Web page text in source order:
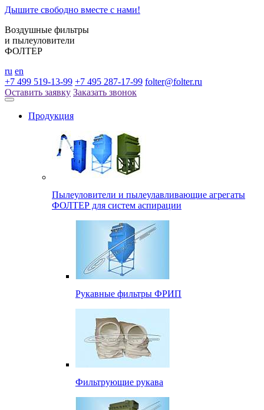
Дышите свободно вместе с нами!
Воздушные фильтры
и пылеуловители
ФОЛТЕР
ru en
+7 499 519-13-99 +7 495 287-17-99 folter@folter.ru
Оставить заявку Заказать звонок
Продукция
Пылеуловители и пылеулавливающие агрегаты
ФОЛТЕР для систем аспирации
Рукавные фильтры ФРИП
Фильтрующие рукава